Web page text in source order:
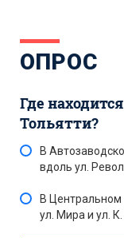
ОПРОС
Где
Тольятти?
В
вдоль ул.
В Центральном
ул. Мира и ул.